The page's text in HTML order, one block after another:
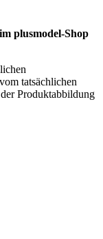
plusmodel-Shop
tatsächlichen
Produktabbildung